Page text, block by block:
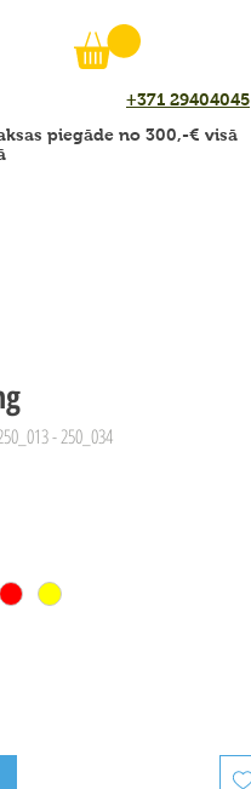
+371 29404045
piegāde no 300,-€ visā
- 250_034